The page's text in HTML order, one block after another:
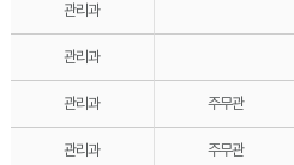
관리과
관리과
관리과 주무관
관리과 주무관